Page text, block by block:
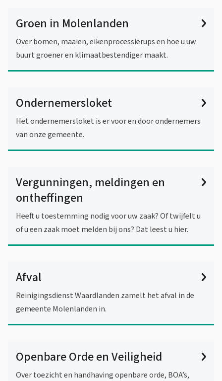
Groen in Molenlanden
Over bomen, maaien, eikenprocessierups en hoe u uw
buurt groener en klimaatbestendiger maakt.
Ondernemersloket
Het ondernemersloket is er voor en door ondernemers
van onze gemeente.
Vergunningen, meldingen en
ontheffingen
Heeft u toestemming nodig voor uw zaak? Of twijfelt u
of u een zaak moet melden bij ons? Dat leest u hier.
Afval
Reinigingsdienst Waardlanden zamelt het afval in de
gemeente Molenlanden in.
Openbare Orde en Veiligheid
Over toezicht en handhaving openbare orde, BOA’s,